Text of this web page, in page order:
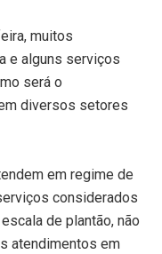
muitos
e alguns serviços
será o
diversos setores
em regime de
considerados
de plantão, não
atendimentos em